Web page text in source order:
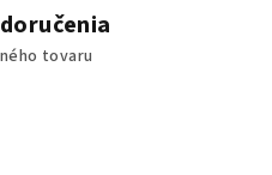
tovaru